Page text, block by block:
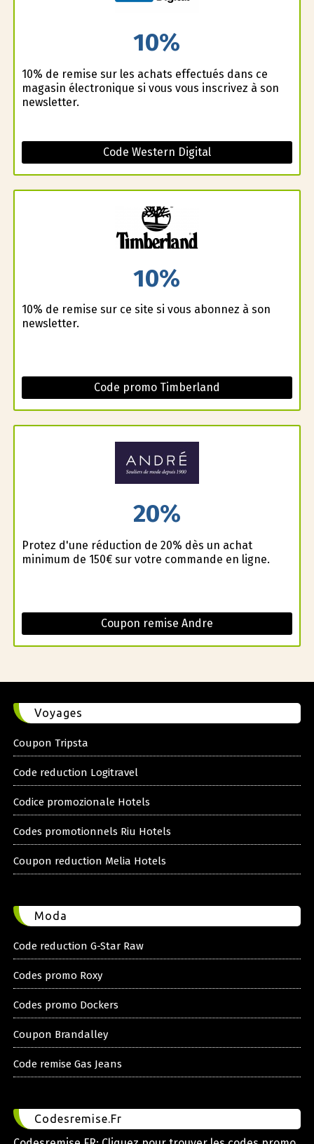
10%
10% de remise sur les achats effectués dans ce
magasin électronique si vous vous inscrivez à son
newsletter.
Code Western Digital
10%
10% de remise sur ce site si vous abonnez à son
newsletter.
Code promo Timberland
20%
Profitez d'une réduction de 20% dès un achat
minimum de 150€ sur votre commande en ligne.
Coupon remise Andre
Voyages
Coupon Tripsta
Code reduction Logitravel
Codice promozionale Hotels
Codes promotionnels Riu Hotels
Coupon reduction Melia Hotels
Moda
Code reduction G-Star Raw
Codes promo Roxy
Codes promo Dockers
Coupon Brandalley
Code remise Gas Jeans
Codesremise.Fr